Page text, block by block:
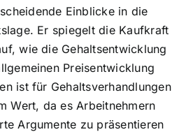
Einblicke in die
Er spiegelt die Kaufkraft
wie die Gehaltsentwicklung
Preisentwicklung
ist für Gehaltsverhandlungen
Wert, da es Arbeitnehmern
Argumente zu präsentieren